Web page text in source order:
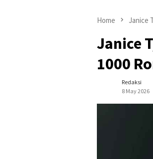
Home Janice
Janice
1000
Redaksi
8 May 2026